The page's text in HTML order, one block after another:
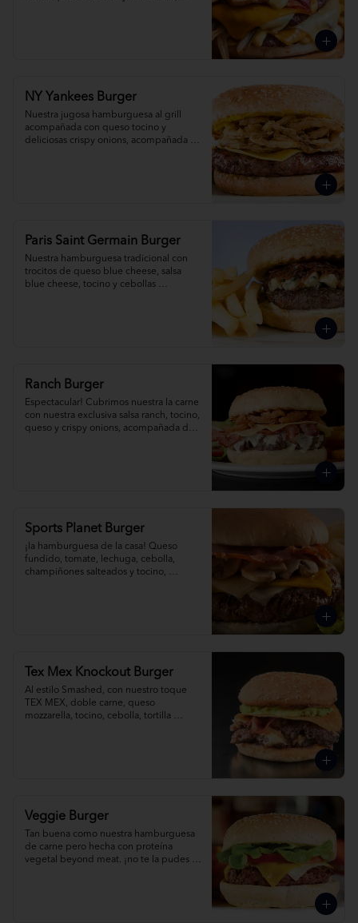
NY Yankees Burger
Nuestra jugosa hamburguesa al grill
acompañada con queso tocino y
deliciosas crispy onions, acompañada de
Paris Saint Germain Burger
Nuestra hamburguesa tradicional con
trocitos de queso blue cheese, salsa
blue cheese, tocino y cebollas
Ranch Burger
Espectacular! Cubrimos nuestra la carne
con nuestra exclusiva salsa ranch, tocino,
queso y crispy onions, acompañada de
Sports Planet Burger
¡la hamburguesa de la casa! Queso
fundido, tomate, lechuga, cebolla,
champiñones salteados y tocino,
Tex Mex Knockout Burger
Al estilo Smashed, con nuestro toque
TEX MEX, doble carne, queso
mozzarella, tocino, cebolla, tortilla
Veggie Burger
Tan buena como nuestra hamburguesa
de carne pero hecha con proteína
vegetal beyond meat. ¡no te la pudes